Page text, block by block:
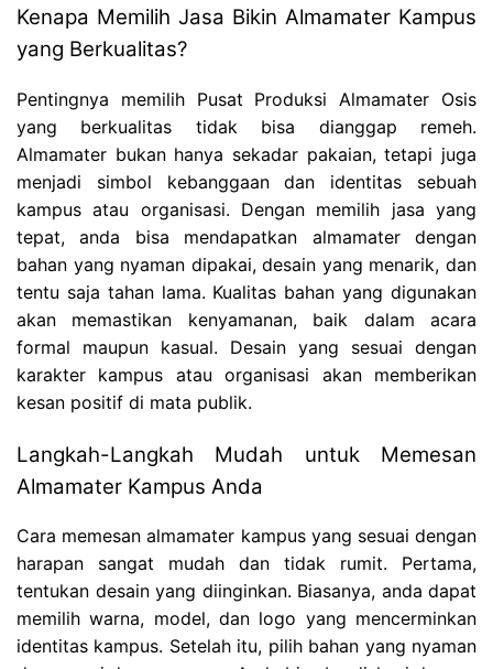
Kenapa Memilih Jasa Bikin Almamater Kampus
yang Berkualitas?
Pentingnya memilih Pusat Produksi Almamater Osis
yang berkualitas tidak bisa dianggap remeh.
Almamater bukan hanya sekadar pakaian, tetapi juga
menjadi simbol kebanggaan dan identitas sebuah
kampus atau organisasi. Dengan memilih jasa yang
tepat, anda bisa mendapatkan almamater dengan
bahan yang nyaman dipakai, desain yang menarik, dan
tentu saja tahan lama. Kualitas bahan yang digunakan
akan memastikan kenyamanan, baik dalam acara
formal maupun kasual. Desain yang sesuai dengan
karakter kampus atau organisasi akan memberikan
kesan positif di mata publik.
Langkah-Langkah Mudah untuk Memesan
Almamater Kampus Anda
Cara memesan almamater kampus yang sesuai dengan
harapan sangat mudah dan tidak rumit. Pertama,
tentukan desain yang diinginkan. Biasanya, anda dapat
memilih warna, model, dan logo yang mencerminkan
identitas kampus. Setelah itu, pilih bahan yang nyaman